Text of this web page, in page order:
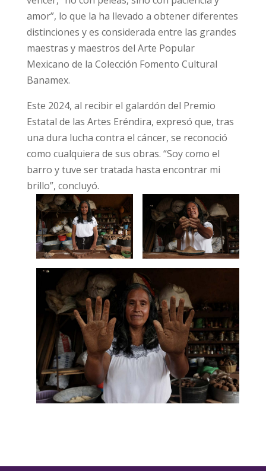
amor”, lo que la ha llevado a obtener diferentes
distinciones y es considerada entre las grandes
maestras y maestros del Arte Popular
Mexicano de la Colección Fomento Cultural
Banamex.
Este 2024, al recibir el galardón del Premio
Estatal de las Artes Eréndira, expresó que, tras
una dura lucha contra el cáncer, se reconoció
como cualquiera de sus obras. “Soy como el
barro y tuve ser tratada hasta encontrar mi
brillo”, concluyó.